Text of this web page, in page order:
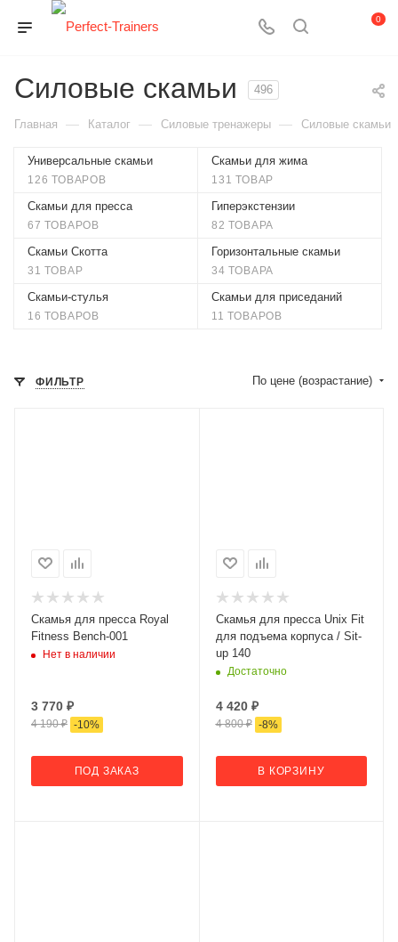
0
Силовые скамьи 496
Главная — Каталог — Силовые тренажеры — Силовые скамьи
Универсальные скамьи
126 ТОВАРОВ
Скамьи для жима
131 ТОВАР
Скамьи для пресса
67 ТОВАРОВ
Гиперэкстензии
82 ТОВАРА
Скамьи Скотта
31 ТОВАР
Горизонтальные скамьи
34 ТОВАРА
Скамьи-стулья
16 ТОВАРОВ
Скамьи для приседаний
11 ТОВАРОВ
ФИЛЬТР По цене (возрастание)
Скамья для пресса Royal
Fitness Bench-001
Нет в наличии
3 770 ₽
4 190₽ -10%
ПОД ЗАКАЗ
Скамья для пресса Unix Fit
для подъема корпуса / Sit-
up 140
Достаточно
4 420₽
4 800₽ -8%
В КОРЗИНУ